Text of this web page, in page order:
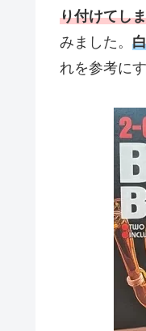
り付けてし
みました。
れを参考に